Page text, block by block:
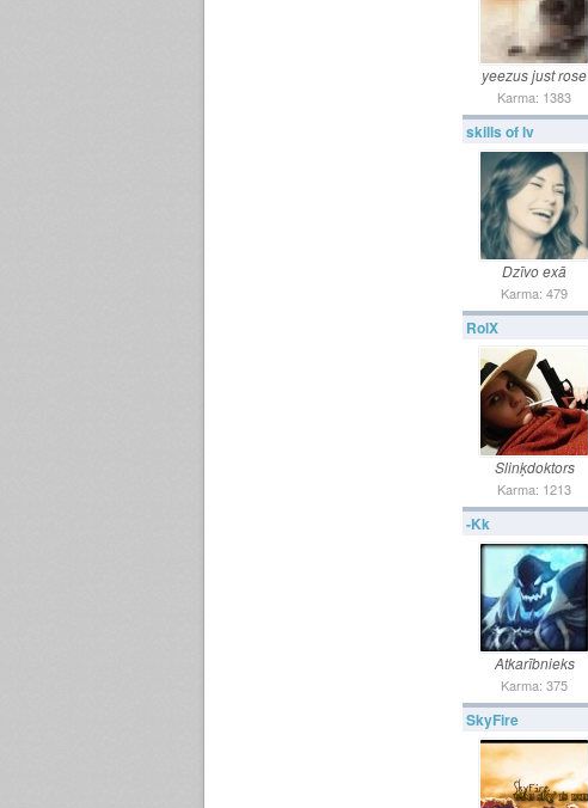
yeezus just rose
Karma: 1383
skills of lv
Dzīvo exā
Karma: 479
RolX
Slinķdoktors
Karma: 1213
-Kk
Atkarībnieks
Karma: 375
SkyFire